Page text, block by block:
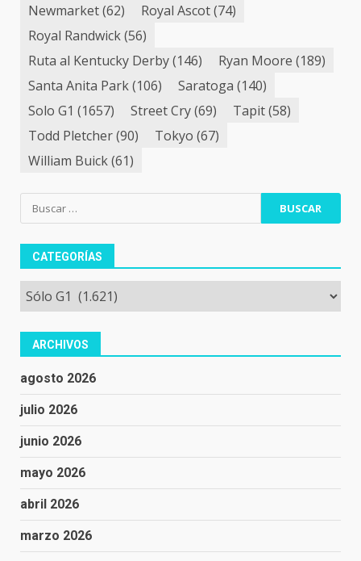
Newmarket(62) Royal Ascot(74)
Royal Randwick(56)
Ruta al Kentucky Derby(146) Ryan Moore (189)
Santa Anita Park(106) Saratoga (140)
Solo G1 (1657) Street Cry(69) Tapit(58)
Todd Pletcher(90) Tokyo (67)
William Buick(61)
Buscar:
CATEGORÍAS
Categorías
ARCHIVOS
agosto 2026
julio 2026
junio 2026
mayo 2026
abril 2026
marzo 2026